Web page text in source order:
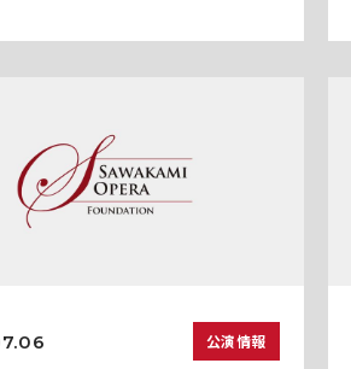
公演情報